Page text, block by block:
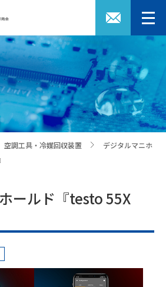
空調工具・冷媒回収装置
デジタルマニホ
ールド『testo 55X